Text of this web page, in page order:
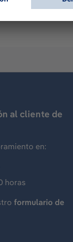
al cliente de
en:
horas
formulario de